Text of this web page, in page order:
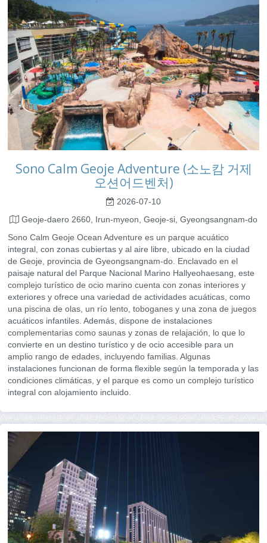
Sono Calm Geoje Adventure (소노캄 거제
오션어드벤처)
2026-07-10
Geoje-daero 2660, Irun-myeon, Geoje-si, Gyeongsangnam-do
Sono Calm Geoje Ocean Adventure es un parque acuático
integral, con zonas cubiertas y al aire libre, ubicado en la ciudad
de Geoje, provincia de Gyeongsangnam-do. Enclavado en el
paisaje natural del Parque Nacional Marino Hallyeohaesang, este
complejo turístico de ocio marino cuenta con zonas interiores y
exteriores y ofrece una variedad de actividades acuáticas, como
una piscina de olas, un río lento, toboganes y una zona de juegos
acuáticos infantiles. Además, dispone de instalaciones
complementarias como saunas y zonas de relajación, lo que lo
convierte en un destino turístico y de ocio accesible para un
amplio rango de edades, incluyendo familias. Algunas
instalaciones funcionan de forma flexible según la temporada y las
condiciones climáticas, y el parque es como un complejo turístico
integral con alojamiento incluido.